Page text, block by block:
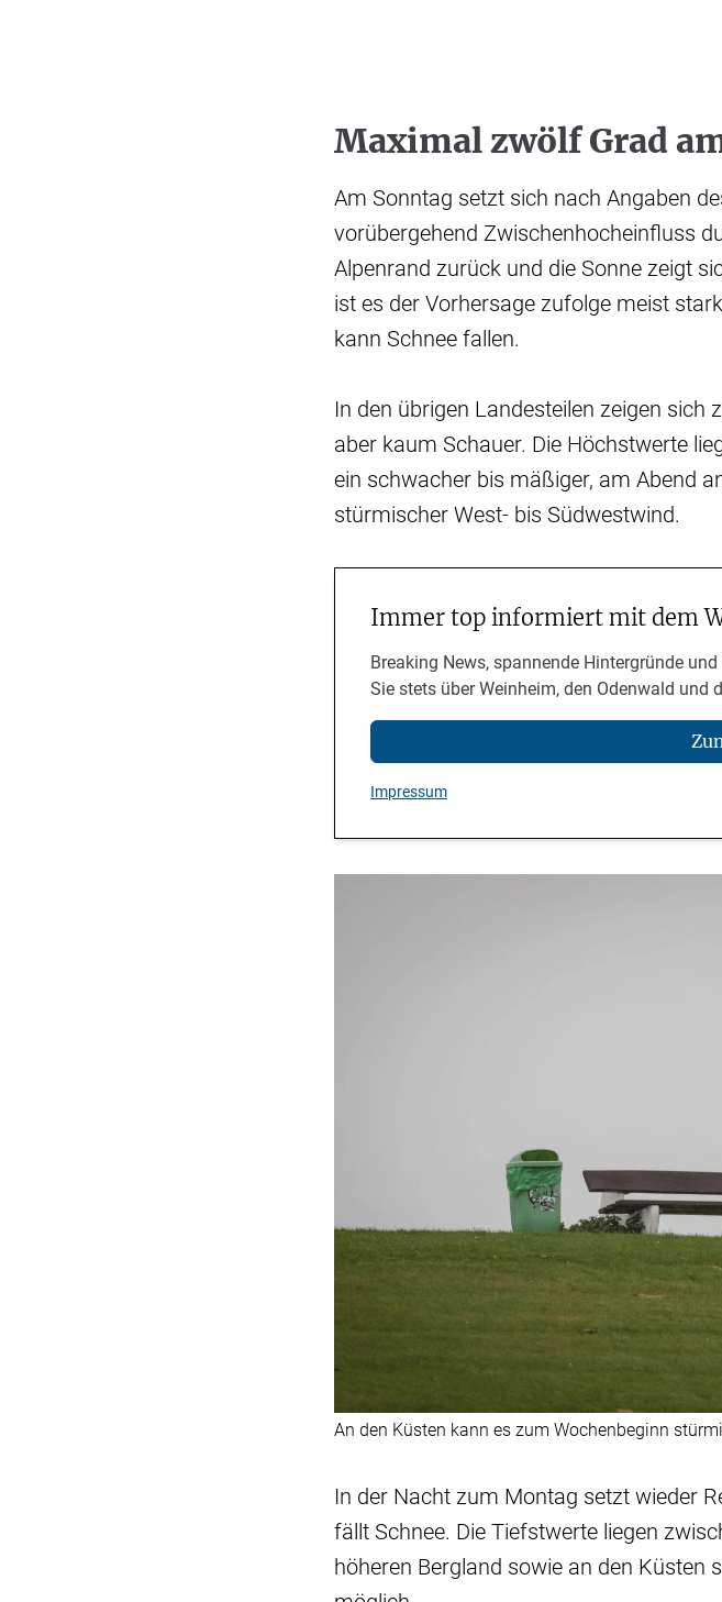
Maximal zwölf Grad
Am Sonntag setzt sich nach Angaben
vorübergehend Zwischenhocheinfluss
Alpenrand zurück und die Sonne zeigt
ist es der Vorhersage zufolge meist
kann Schnee fallen.
In den übrigen Landesteilen zeigen
aber kaum Schauer. Die Höchstwerte
ein schwacher bis mäßiger, am Abend
stürmischer West- bis Südwestwind.
Immer top informiert mit dem
Breaking News, spannende Hintergründe
Sie stets über Weinheim, den Odenwald und
Impressum
An den Küsten kann es zum Wochenbeginn
In der Nacht zum Montag setzt wieder
fällt Schnee. Die Tiefstwerte liegen
höheren Bergland sowie an den Küsten